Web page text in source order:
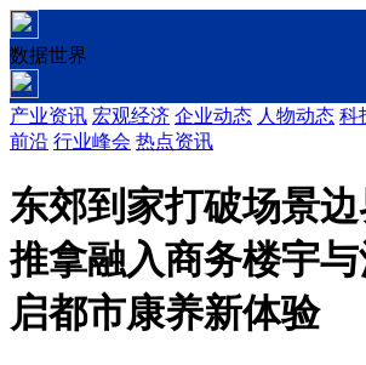
数据世界
产业资讯 宏观经济 企业动态 人物动态 科
前沿 行业峰会 热点资讯
东郊到家打破场景边
推拿融入商务楼宇
启都市康养新体验